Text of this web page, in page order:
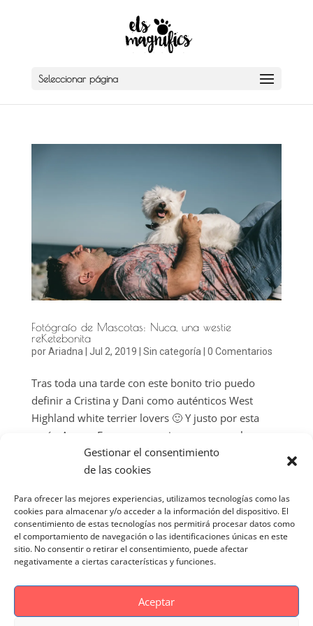
Gestionar el consentimiento
de las cookies
Para ofrecer las mejores experiencias, utilizamos tecnologías como las
cookies para almacenar y/o acceder a la información del dispositivo. El
consentimiento de estas tecnologías nos permitirá procesar datos como
el comportamiento de navegación o las identificaciones únicas en este
sitio. No consentir o retirar el consentimiento, puede afectar
negativamente a ciertas características y funciones.
Aceptar
Seleccionar página
Fotógrafo de Mascotas: Nuca, una westie
reKetebonita
porAriadna Jul 2, 2019 Sin categoría 0 Comentarios
Tras toda una tarde con este bonito trio puedo
definir a Cristina y Dani como auténticos West
Highland white terrier lovers 🙂 Y justo por esta
razón Anna y Ferran, sus amigos perrunos, les
regalaron esta sesión como regalo de boda-cumple.
Nuca adora el mar por eso sus...